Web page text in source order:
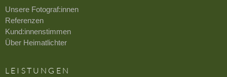
Unsere Fotograf:innen
Referenzen
Kund:innenstimmen
Über Heimatlichter
LEISTUNGEN